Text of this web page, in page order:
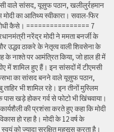
वाले सांसद, यूसुफ पठान, खलीलुर्रहमान
का आतिथ्य स्वीकारा। सवाल-फिर
कैसे। ================ 7
नरेंद्र मोदी ने ममता बनर्जी के
उद्धव ठाकरे के नेतृत्व वाली शिवसेना के
के नाश्ते पर आमंत्रित किया, जो हाल ही में
में शामिल हुए हैं। इन सांसदों में टीएमसी
का सांसद बनने वाले यूसुफ पठान,
भी शामिल रहे। इन तीनों मुस्लिम
पास खड़े होकर गर्व से फोटो भी खिंचवाया।
कार्यशैली की प्रशंसा करते हुए कहा कि मोदी
हो रहा है। मोदी के 12 वर्ष के
को ज्यादा सुरक्षित महसूस करता है।